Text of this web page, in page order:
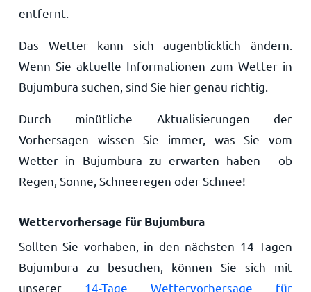
entfernt.
Das Wetter kann sich augenblicklich ändern.
Wenn Sie aktuelle Informationen zum Wetter in
Bujumbura suchen, sind Sie hier genau richtig.
Durch minütliche Aktualisierungen der
Vorhersagen wissen Sie immer, was Sie vom
Wetter in Bujumbura zu erwarten haben - ob
Regen, Sonne, Schneeregen oder Schnee!
Wettervorhersage für Bujumbura
Sollten Sie vorhaben, in den nächsten 14 Tagen
Bujumbura zu besuchen, können Sie sich mit
unserer 14-Tage Wettervorhersage für